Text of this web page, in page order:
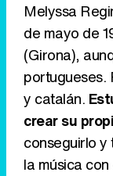
Melyssa
de mayo de
(Girona),
portugueses.
y catalán.
crear su
conseguirlo
la música